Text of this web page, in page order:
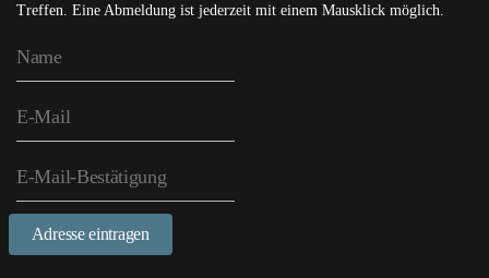
Treffen. Eine Abmeldung ist jederzeit mit einem Mausklick möglich.
Adresse eintragen